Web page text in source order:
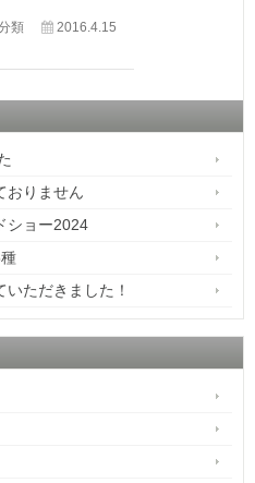
類 2016.4.15
おりません
ショー2024
ただきました！